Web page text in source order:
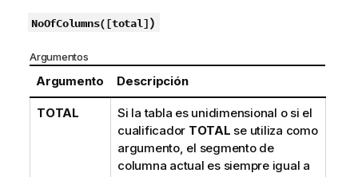
a
NoOfColumns([total])
Argumentos
Argumento Descripción
TOTAL
Si la tabla es unidimensional o si el
cualificador TOTAL se utiliza como
argumento, el segmento de
columna actual es siempre igual a